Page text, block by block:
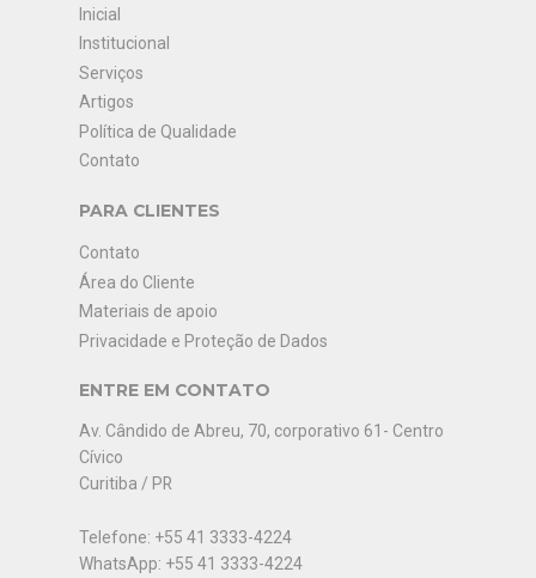
Inicial
Institucional
Serviços
Artigos
Política de Qualidade
Contato
PARA CLIENTES
Contato
Área do Cliente
Materiais de apoio
Privacidade e Proteção de Dados
ENTRE EM CONTATO
Av. Cândido de Abreu, 70, corporativo 61- Centro
Cívico
Curitiba / PR
Telefone: +55 41 3333-4224
WhatsApp: +55 41 3333-4224